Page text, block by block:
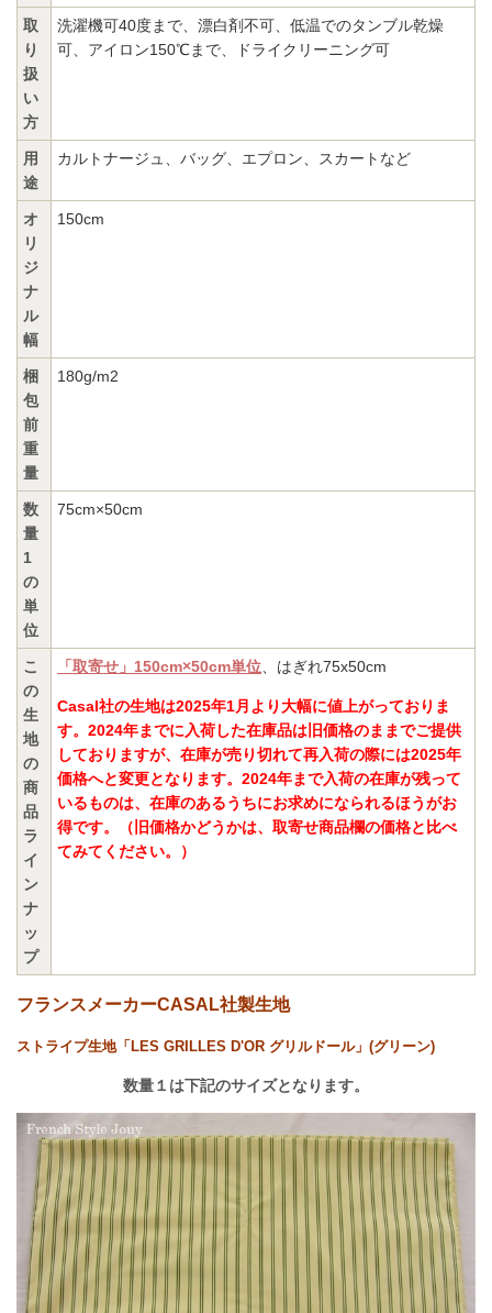
取
り
扱
い
方
洗濯機可40度まで、漂白剤不可、低温でのタンブル乾燥
可、アイロン150℃まで、ドライクリーニング可
用
途
カルトナージュ、バッグ、エプロン、スカートなど
オ
リ
ジ
ナ
ル
幅
150cm
梱
包
前
重
量
180g/m2
数
量
1
の
単
位
75cm×50cm
こ
の
生
地
の
商
品
ラ
イ
ン
ナ
ッ
プ
「取寄せ」150cm×50cm単位 、はぎれ75x50cm
Casal社の生地は2025年1月より大幅に値上がっておりま
す。2024年までに入荷した在庫品は旧価格のままでご提供
しておりますが、在庫が売り切れて再入荷の際には2025年
価格へと変更となります。2024年まで入荷の在庫が残って
いるものは、在庫のあるうちにお求めになられるほうがお
得です。（旧価格かどうかは、取寄せ商品欄の価格と比べ
てみてください。）
フランスメーカーCASAL社製生地
ストライプ生地「LES GRILLES D'OR グリルドール」(グリーン)
数量１は下記のサイズとなります。